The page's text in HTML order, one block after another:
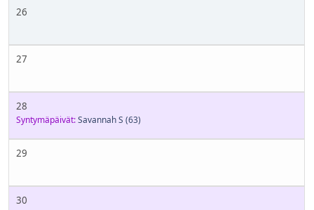
26
27
28
Syntymäpäivät:Savannah S (63)
29
30